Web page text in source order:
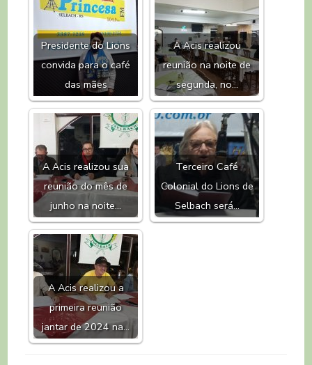
Presidente do Lions
convida para o café
das mães
A Acis realizou
reunião na noite de
segunda, no…
A Acis realizou sua
reunião do mês de
junho na noite…
Terceiro Café
Colonial do Lions de
Selbach será…
A Acis realizou a
primeira reunião
jantar de 2024 na…